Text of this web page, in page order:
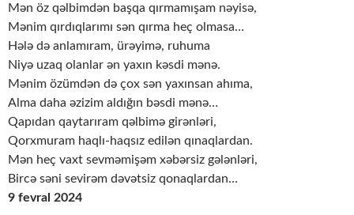
Mən öz qəlbimdən başqa qırmamışam nəyisə,
Mənim qırdıqlarımı sən qırma heç olmasa…
Hələ də anlamıram, ürəyimə, ruhuma
Niyə uzaq olanlar ən yaxın kəsdi mənə.
Mənim özümdən də çox sən yaxınsan ahıma,
Alma daha əzizim aldığın bəsdi mənə…
Qapıdan qaytarıram qəlbimə girənləri,
Qorxmuram haqlı-haqsız edilən qınaqlardan.
Mən heç vaxt sevməmişəm xəbərsiz gələnləri,
Bircə səni sevirəm dəvətsiz qonaqlardan…
9 fevral 2024